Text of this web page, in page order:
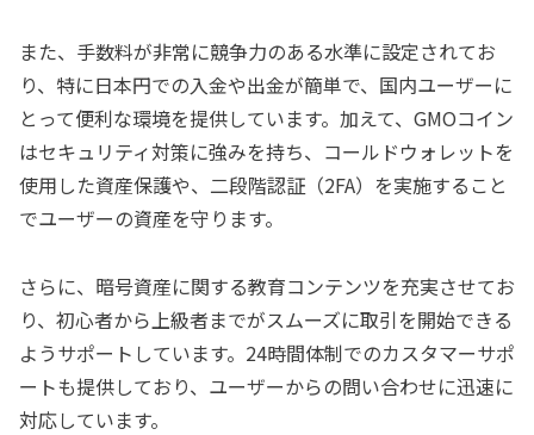
また、手数料が非常に競争力のある水準に設定されてお
り、特に日本円での入金や出金が簡単で、国内ユーザーに
とって便利な環境を提供しています。加えて、GMOコイン
はセキュリティ対策に強みを持ち、コールドウォレットを
使用した資産保護や、二段階認証（2FA）を実施すること
でユーザーの資産を守ります。
さらに、暗号資産に関する教育コンテンツを充実させてお
り、初心者から上級者までがスムーズに取引を開始できる
ようサポートしています。24時間体制でのカスタマーサポ
ートも提供しており、ユーザーからの問い合わせに迅速に
対応しています。